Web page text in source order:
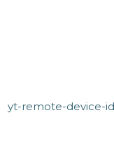
yt-remote-device-id